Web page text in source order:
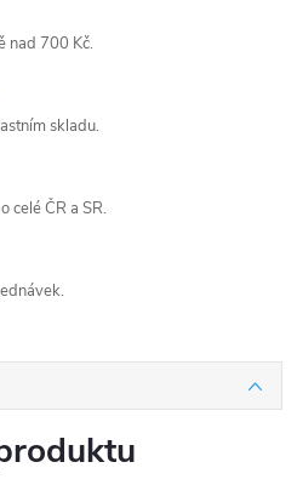
nad 700 Kč.
skladu.
celé ČR a SR.